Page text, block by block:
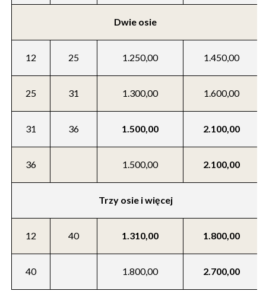
Dwie osie
12 25 1.250,00 1.450,00
25 31 1.300,00 1.600,00
31 36 1.500,00 2.100,00
36 1.500,00 2.100,00
Trzy osie i więcej
12 40 1.310,00 1.800,00
40 1.800,00 2.700,00